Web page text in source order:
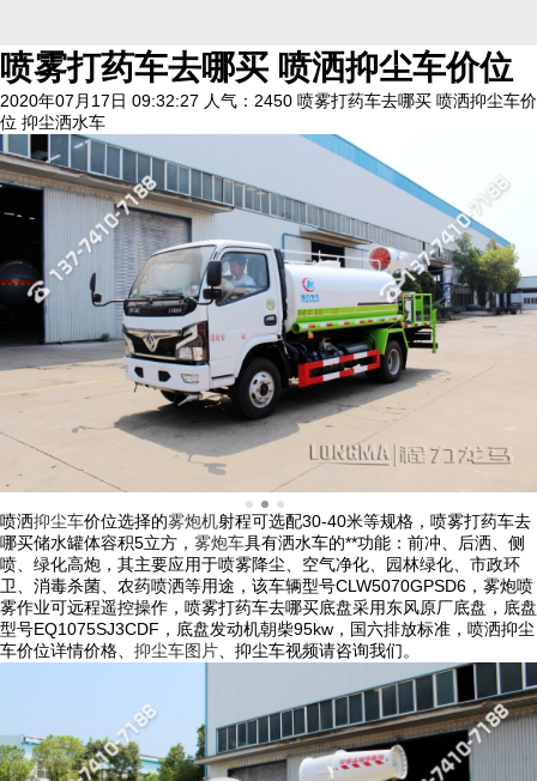
喷雾打药车去哪买 喷洒抑尘车价位
2020年07月17日 09:32:27 人气：2450 喷雾打药车去哪买 喷洒抑尘车价
位 抑尘洒水车
喷洒抑尘车价位选择的雾炮机射程可选配30-40米等规格，喷雾打药车去
哪买储水罐体容积5立方， 雾炮车具有洒水车的**功能：前冲、后洒、侧
喷、绿化高炮，其主要应用于喷雾降尘、空气净化、园林绿化、市政环
卫、消毒杀菌、农药喷洒等用途，该车辆型号CLW5070GPSD6，雾炮喷
雾作业可远程遥控操作，喷雾打药车去哪买底盘采用东风原厂底盘，底盘
型号EQ1075SJ3CDF，底盘发动机朝柴95kw，国六排放标准，喷洒抑尘
车价位详情价格、 抑尘车图片 、抑尘车视频请咨询我们。